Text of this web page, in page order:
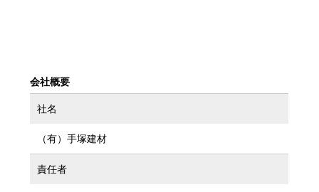
会社概要
社名
（有）手塚建材
責任者